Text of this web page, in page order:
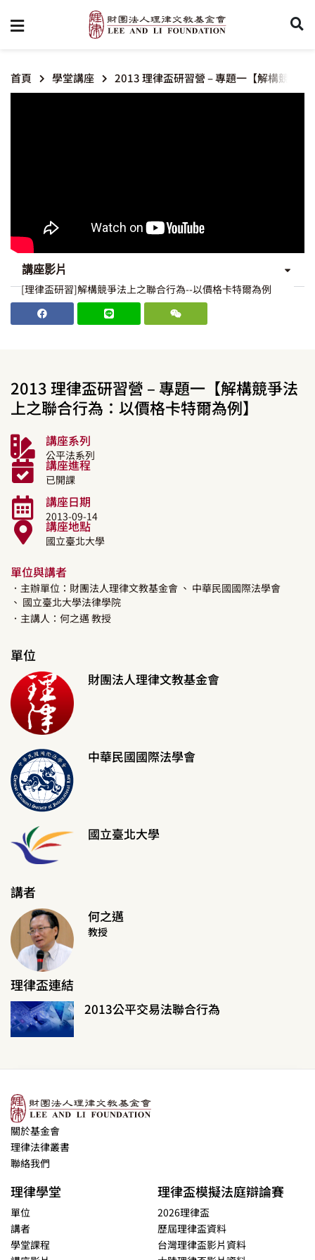
首頁 學堂講座 2013 理律盃研習營 – 專題一【解構競爭
講座影片
[理律盃研習]解構競爭法上之聯合行為--以價格卡特爾為例
2013 理律盃研習營 – 專題一【解構競爭法
上之聯合行為：以價格卡特爾為例】
講座系列
公平法系列
講座進程
已開課
講座日期
2013-09-14
講座地點
國立臺北大學
單位與講者
．主辦單位：財團法人理律文教基金會 、 中華民國國際法學會
、 國立臺北大學法律學院
．主講人： 何之邁教授
單位
財團法人理律文教基金會
中華民國國際法學會
國立臺北大學
講者
何之邁
教授
理律盃連結
2013公平交易法聯合行為
關於基金會
理律法律叢書
聯絡我們
理律學堂
單位
講者
學堂課程
理律盃模擬法庭辯論賽
2026理律盃
歷屆理律盃資料
台灣理律盃影片資料